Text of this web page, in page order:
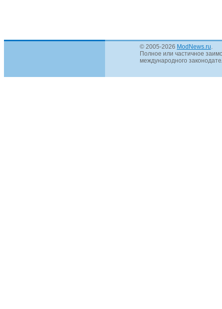
© 2005-2026 ModNews.ru
Полное или частичное
международного